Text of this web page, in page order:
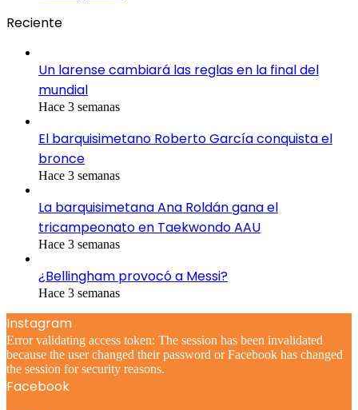
Reciente
Un larense cambiará las reglas en la final del
mundial
Hace 3 semanas
El barquisimetano Roberto García conquista el
bronce
Hace 3 semanas
La barquisimetana Ana Roldán gana el
tricampeonato en Taekwondo AAU
Hace 3 semanas
¿Bellingham provocó a Messi?
Hace 3 semanas
Instagram
Error validating access token: The session has been invalidated
because the user changed their password or Facebook has changed
the session for security reasons.
Facebook